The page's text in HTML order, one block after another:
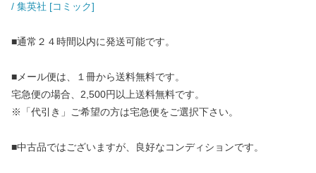
/ 集英社 [コミック]
■通常２４時間以内に発送可能です。
■メール便は、１冊から送料無料です。
宅急便の場合、2,500円以上送料無料です。
※「代引き」ご希望の方は宅急便をご選択下さい。
■中古品ではございますが、良好なコンディションです。